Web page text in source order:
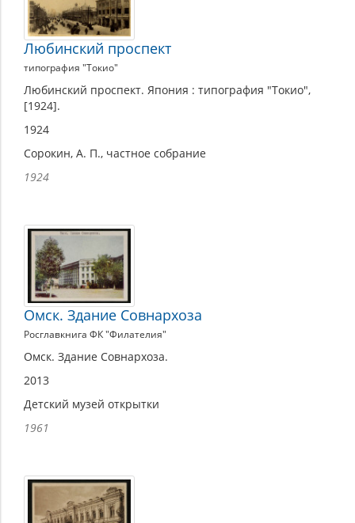
Любинский проспект
типография "Токио"
Любинский проспект. Япония : типография "Токио",
[1924].
1924
Сорокин, А. П., частное собрание
1924
Омск. Здание Совнархоза
Росглавкнига ФК "Филателия"
Омск. Здание Совнархоза.
2013
Детский музей открытки
1961